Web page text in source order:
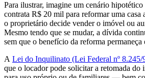
Para ilustrar, imagine um cenário
contrata R$ 20 mil para reformar uma casa
o proprietário decide vender o imóvel ou
Mesmo tendo que se mudar, a dívida
sem que o benefício da reforma permaneça
A Lei do Inquilinato (Lei Federal nº 8.245/
que o locador pode solicitar a retomada